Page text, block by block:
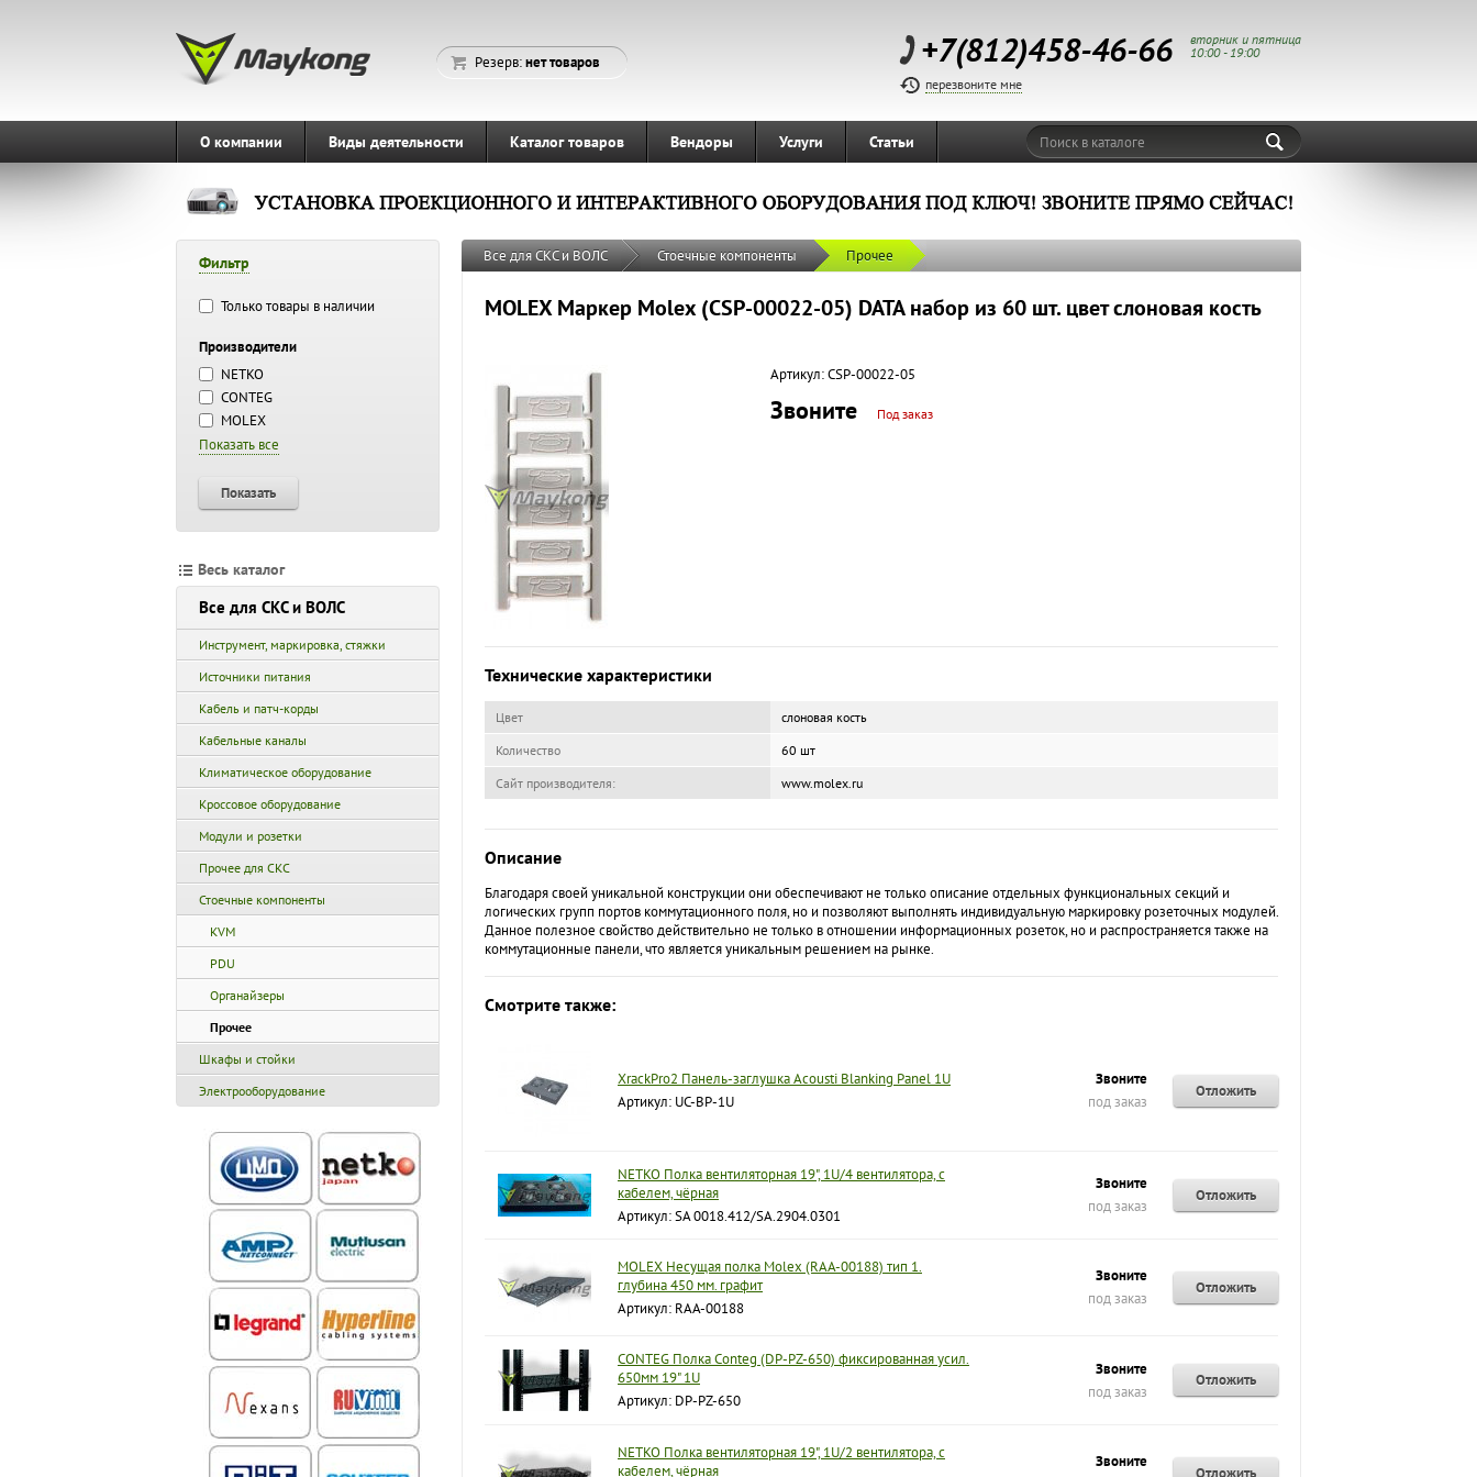
Резерв:нет товаров +7(812)458-46-66
вторник и пятница
10:00 - 19:00
перезвоните мне
О компании Виды деятельности Каталог товаров Вендоры Услуги Статьи Поиск в каталоге
Фильтр
Только товары в наличии
Производители
NETKO
CONTEG
MOLEX
Показать все
Показать
Весь каталог
Все для СКС и ВОЛС
Инструмент, маркировка, стяжки
Источники питания
Кабель и патч-корды
Кабельные каналы
Климатическое оборудование
Кроссовое оборудование
Модули и розетки
Прочее для СКС
Стоечные компоненты
KVM
PDU
Органайзеры
Прочее
Шкафы и стойки
Электрооборудование
Все для СКС и ВОЛС Стоечные компоненты Прочее
MOLEX Маркер Molex (CSP-00022-05) DATA набор из 60 шт. цвет слоновая кость
Артикул:CSP-00022-05
Звоните Под заказ
Технические характеристики
Цвет
слоновая кость
Количество
60 шт
Сайт производителя:
www.molex.ru
Описание
Благодаря своей уникальной конструкции они обеспечивают не только описание отдельных функциональных секций и
логических групп портов коммутационного поля, но и позволяют выполнять индивидуальную маркировку розеточных модулей.
Данное полезное свойство действительно не только в отношении информационных розеток, но и распространяется также на
коммутационные панели, что является уникальным решением на рынке.
Смотрите также:
XrackPro2 Панель-заглушка Acousti Blanking Panel 1U
Артикул: UC-BP-1U
Звоните
под заказ
Отложить
NETKO Полка вентиляторная 19", 1U/4 вентилятора, с
кабелем, чёрная
Артикул: SA 0018.412/SA.2904.0301
Звоните
под заказ
Отложить
MOLEX Несущая полка Molex (RAA-00188) тип 1.
глубина 450 мм. графит
Артикул: RAA-00188
Звоните
под заказ
Отложить
CONTEG Полка Conteg (DP-PZ-650) фиксированная усил.
650мм 19" 1U
Артикул: DP-PZ-650
Звоните
под заказ
Отложить
NETKO Полка вентиляторная 19", 1U/2 вентилятора, с
кабелем, чёрная
Звоните
Отложить